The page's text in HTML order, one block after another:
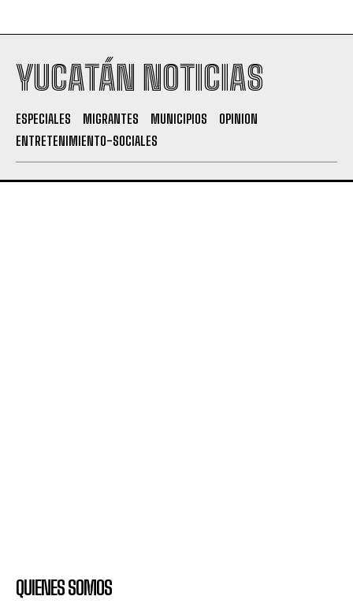
YUCATÁN NOTICIAS
ESPECIALES MIGRANTES MUNICIPIOS
OPINION
ENTRETENIMIENTO-SOCIALES
QUIENES SOMOS